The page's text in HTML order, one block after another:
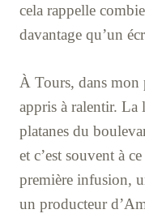
cela rappelle
davantage qu’un
À Tours, dans mon
appris à ralentir. La
platanes du
et c’est souvent à
première infusion,
un producteur